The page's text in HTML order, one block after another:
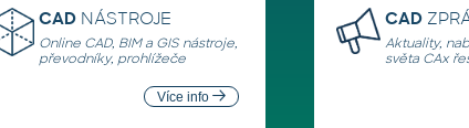
CAD NÁSTROJE
Online CAD, BIM a GIS nástroje,
převodníky, prohlížeče
Více info
CAD
Aktuality,
světa CAx